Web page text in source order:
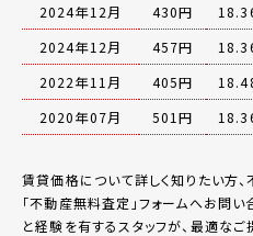
2024年12月
430円
2024年12月
457円
2022年11月
405円
2020年07月
501円
賃貸価格について詳しく知りたい方
「不動産無料査定 」フォームへお問い
と経験を有するスタッフが、最適なご